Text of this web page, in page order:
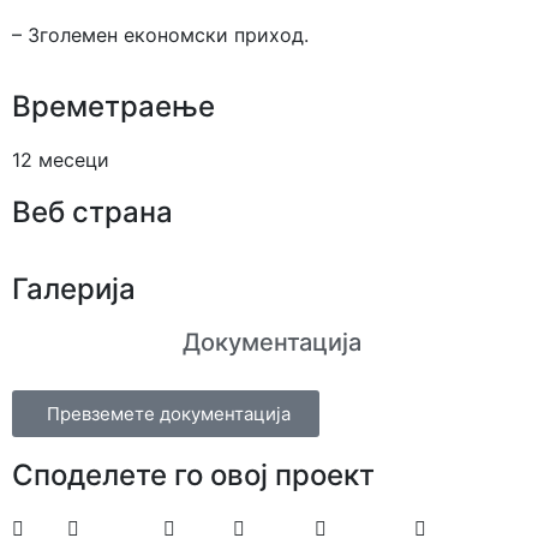
– Зголемен еконoмски приход.
Времетраење
12 месеци
Веб страна
Галерија
Документација
Превземете документација
Споделeте го овој проект